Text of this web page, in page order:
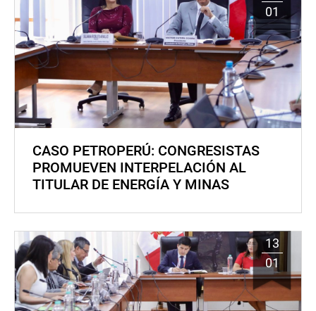
01
CASO PETROPERÚ: CONGRESISTAS
PROMUEVEN INTERPELACIÓN AL
TITULAR DE ENERGÍA Y MINAS
13
01